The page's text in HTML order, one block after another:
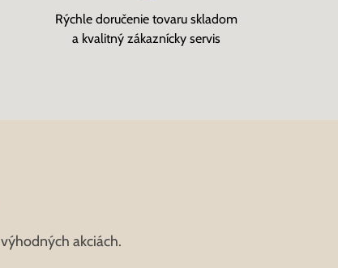
Rýchle doručenie tovaru skladom
a kvalitný zákaznícky servis
akciách.